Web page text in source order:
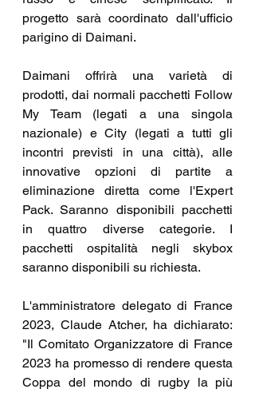
progetto sarà coordinato dall'ufficio
parigino di Daimani.
Daimani offrirà una varietà di
prodotti, dai normali pacchetti Follow
My Team (legati a una singola
nazionale) e City (legati a tutti gli
incontri previsti in una città), alle
innovative opzioni di partite a
eliminazione diretta come l'Expert
Pack. Saranno disponibili pacchetti
in quattro diverse categorie. I
pacchetti ospitalità negli skybox
saranno disponibili su richiesta.
L'amministratore delegato di France
2023, Claude Atcher, ha dichiarato:
"Il Comitato Organizzatore di France
2023 ha promesso di rendere questa
Coppa del mondo di rugby la più